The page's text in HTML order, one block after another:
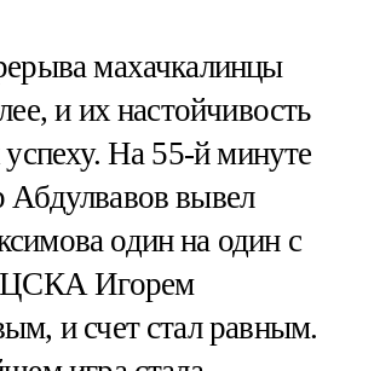
махачкалинцы
и их настойчивость
успеху. На 55-й минуте
вывел
один на один с
ЦСКА Игорем
и счет стал равным.